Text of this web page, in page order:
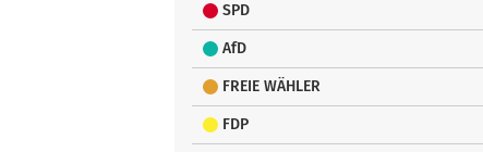
SPD
AfD
FREIE WÄHLER
FDP